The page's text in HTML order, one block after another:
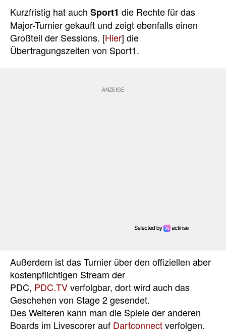
Kurzfristig hat auch Sport1 die Rechte für das
Major-Turnier gekauft und zeigt ebenfalls einen
Großteil der Sessions. [Hier] die
Übertragungszeiten von Sport1.
Außerdem ist das Turnier über den offiziellen aber
kostenpflichtigen Stream der
PDC, PDC.TVverfolgbar, dort wird auch das
Geschehen von Stage 2 gesendet.
Des Weiteren kann man die Spiele der anderen
Boards im Livescorer auf Dartconnectverfolgen.